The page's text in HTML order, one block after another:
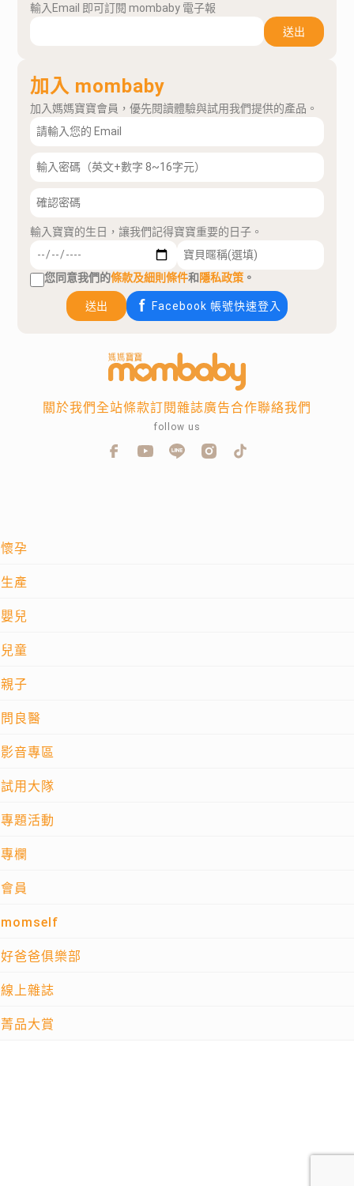
輸入Email 即可訂閱 mombaby 電子報
送出
加入 mombaby
加入媽媽寶寶會員，優先閱讀體驗與試用我們提供的產品。
輸入寶寶的生日，讓我們記得寶寶重要的日子。
您同意我們的條款及細則條件和隱私政策 。
送出 Facebook 帳號快速登入
懷孕
生產
嬰兒
兒童
親子
問良醫
影音專區
試用大隊
專題活動
專欄
會員
momself
好爸爸俱樂部
線上雜誌
菁品大賞
關於我們全站條款訂閱雜誌廣告合作聯絡我們
follow us